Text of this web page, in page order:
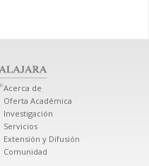
Acerca de
Oferta Académica
Investigación
Servicios
Extensión y Difusión
Comunidad